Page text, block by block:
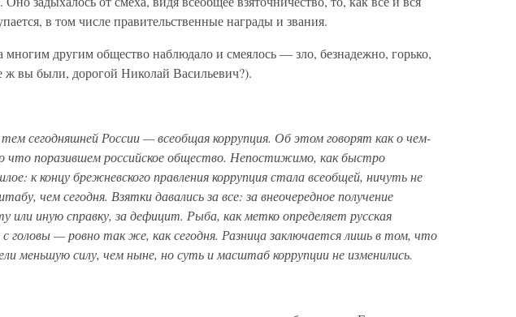
в том числе правительственные награды и звания.
многим другим общество наблюдало и смеялось — зло, безнадежно, горько,
ж вы были, дорогой Николай Васильевич?).
сегодняшней России — всеобщая коррупция. Об этом говорят как о чем-
что поразившем российское общество. Непостижимо, как быстро
к концу брежневского правления коррупция стала всеобщей, ничуть не
чем сегодня. Взятки давались за все: за внеочередное получение
или иную справку, за дефицит. Рыба, как метко определяет русская
с головы — ровно так же, как сегодня. Разница заключается лишь в том, что
меньшую силу, чем ныне, но суть и масштаб коррупции не изменились.